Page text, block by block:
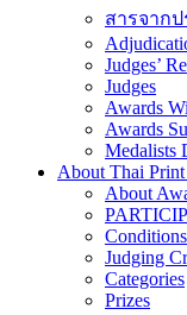
สารจาก
Judges’
Judges
Awards
Awards
Medalists
About Thai
About
Judging
Categories
Prizes